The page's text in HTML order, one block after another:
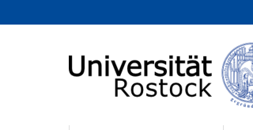
Browsen
direkt zum Inhalt